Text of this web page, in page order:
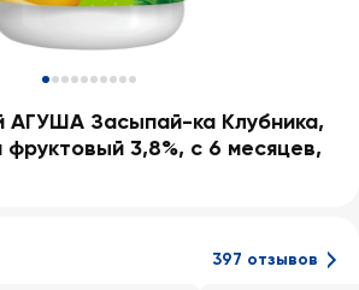
АГУША Засыпай-ка Клубника,
3,8%, с 6 месяцев,
397 отзывов